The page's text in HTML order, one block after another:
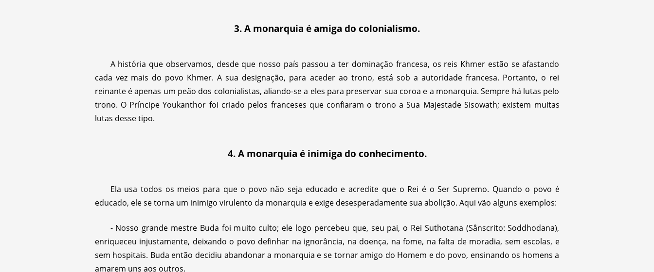
3. A monarquia é amiga do colonialismo.
A história que observamos, desde que nosso país passou a ter dominação francesa, os reis Khmer estão se afastando
cada vez mais do povo Khmer. A sua designação, para aceder ao trono, está sob a autoridade francesa. Portanto, o rei
reinante é apenas um peão dos colonialistas, aliando-se a eles para preservar sua coroa e a monarquia. Sempre há lutas pelo
trono. O Príncipe Youkanthor foi criado pelos franceses que confiaram o trono a Sua Majestade Sisowath; existem muitas
lutas desse tipo.
4. A monarquia é inimiga do conhecimento.
Ela usa todos os meios para que o povo não seja educado e acredite que o Rei é o Ser Supremo. Quando o povo é
educado, ele se torna um inimigo virulento da monarquia e exige desesperadamente sua abolição. Aqui vão alguns exemplos:
- Nosso grande mestre Buda foi muito culto; ele logo percebeu que, seu pai, o Rei Suthotana (Sânscrito: Soddhodana),
enriqueceu injustamente, deixando o povo definhar na ignorância, na doença, na fome, na falta de moradia, sem escolas, e
sem hospitais. Buda então decidiu abandonar a monarquia e se tornar amigo do Homem e do povo, ensinando os homens a
amarem uns aos outros.